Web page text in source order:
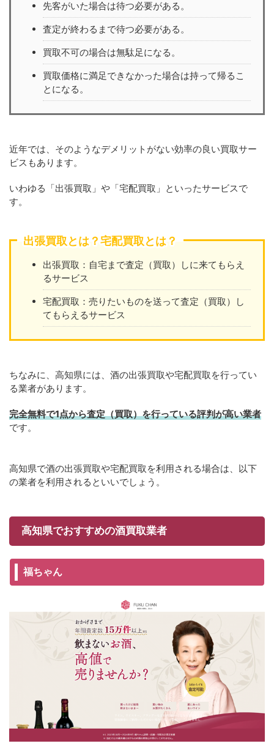
先客がいた場合は待つ必要がある。
査定が終わるまで待つ必要がある。
買取不可の場合は無駄足になる。
買取価格に満足できなかった場合は持って帰るこ
とになる。
近年では、そのようなデメリットがない効率の良い買取サー
ビスもあります。
いわゆる「出張買取」や「宅配買取」といったサービスで
す。
出張買取とは？宅配買取とは？
出張買取：自宅まで査定（買取）しに来てもらえ
るサービス
宅配買取：売りたいものを送って査定（買取）し
てもらえるサービス
ちなみに、高知県には、酒の出張買取や宅配買取を行ってい
る業者があります。
完全無料で1点から査定（買取）を行っている評判が高い業者
です。
高知県で酒の出張買取や宅配買取を利用される場合は、以下
の業者を利用されるといいでしょう。
高知県でおすすめの酒買取業者
福ちゃん